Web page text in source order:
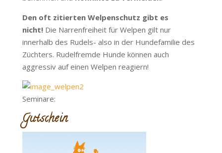
Den oft zitierten Welpenschutz gibt es
nicht!Die Narrenfreiheit für Welpen gilt nur
innerhalb des Rudels- also in der Hundefamilie des
Züchters. Rudelfremde Hunde können auch
aggressiv auf einen Welpen reagiern!
Seminare:
Gutschein